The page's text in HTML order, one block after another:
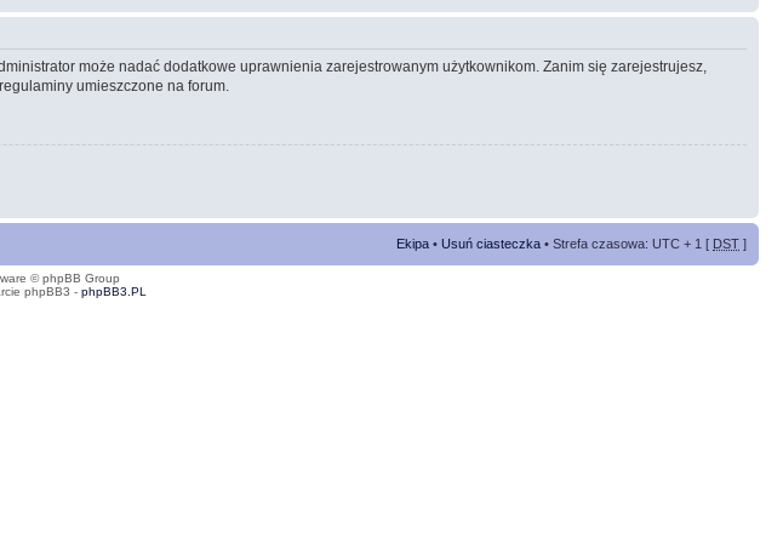
może nadać dodatkowe uprawnienia zarejestrowanym użytkownikom. Zanim się zarejestrujesz,
umieszczone na forum.
Ekipa • Usuń ciasteczka • Strefa czasowa: UTC + 1 [ DST ]
© phpBB Group
phpBB3 - phpBB3.PL